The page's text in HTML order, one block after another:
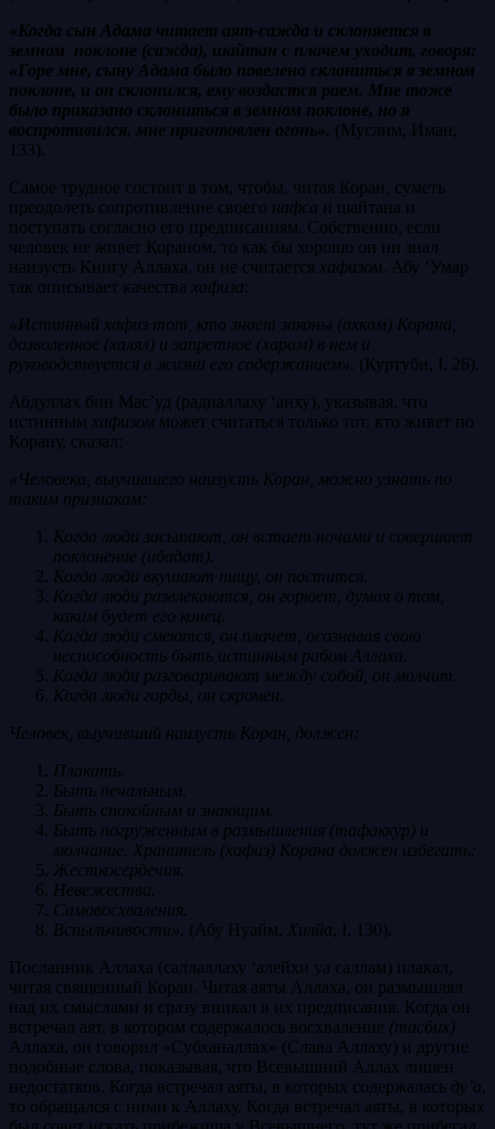
«Когда сын Адама читает аят-сажда и склоняется в
земном поклоне (сажда), шайтан с плачем уходит, говоря:
«Горе мне, сыну Адама было повелено склониться в земном
поклоне, и он склонился, ему воздастся раем. Мне тоже
было приказано склониться в земном поклоне, но я
воспротивился, мне приготовлен огонь». (Муслим, Иман,
133).
Самое трудное состоит в том, чтобы, читая Коран, суметь
преодолеть сопротивление своего нафса и шайтана и
поступать согласно его предписаниям. Собственно, если
человек не живет Кораном, то как бы хорошо он ни знал
наизусть Книгу Аллаха, он не считается хафизом . Абу ‘Умар
так описывает качества хафиза:
«Истинный хафиз тот, кто знает законы (ахкам) Корана,
дозволенное (халял) и запретное (харам) в нем и
руководствуется в жизни его содержанием». (Куртуби, I, 26).
Абдуллах бин Мас’уд (радиаллаху ‘анху), указывая, что
истинным хафизом может считаться только тот, кто живет по
Корану, сказал:
«Человека, выучившего наизусть Коран, можно узнать по
таким признакам:
Когда люди засыпают, он встает ночами и совершает
поклонение (ибадат).
Когда люди вкушают пищу, он постится.
Когда люди развлекаются, он горюет, думая о том,
каким будет его конец.
Когда люди смеются, он плачет, осознавая свою
неспособность быть истинным рабом Аллаха.
Когда люди разговаривают между собой, он молчит.
Когда люди горды, он скромен.
Человек, выучивший наизусть Коран, должен:
Плакать.
Быть печальным.
Быть спокойным и знающим.
Быть погруженным в размышления (тафаккур) и
молчание. Хранитель (хафиз) Корана должен избегать:
Жесткосердечия.
Невежества.
Самовосхваления.
Вспыльчивости». (Абу Нуайм, Хилйа, I, 130).
Посланник Аллаха (саллаллаху ‘алейхи уа саллам) плакал,
читая священный Коран. Читая аяты Аллаха, он размышлял
над их смыслами и сразу вникал в их предписания. Когда он
встречал аят, в котором содержалось восхваление (тасбих)
Аллаха, он говорил «Субханаллах» (Слава Аллаху) и другие
подобные слова, показывая, что Всевышний Аллах лишен
недостатков. Когда встречал аяты, в которых содержалась ду’а,
то обращался с ними к Аллаху. Когда встречал аяты, в которых